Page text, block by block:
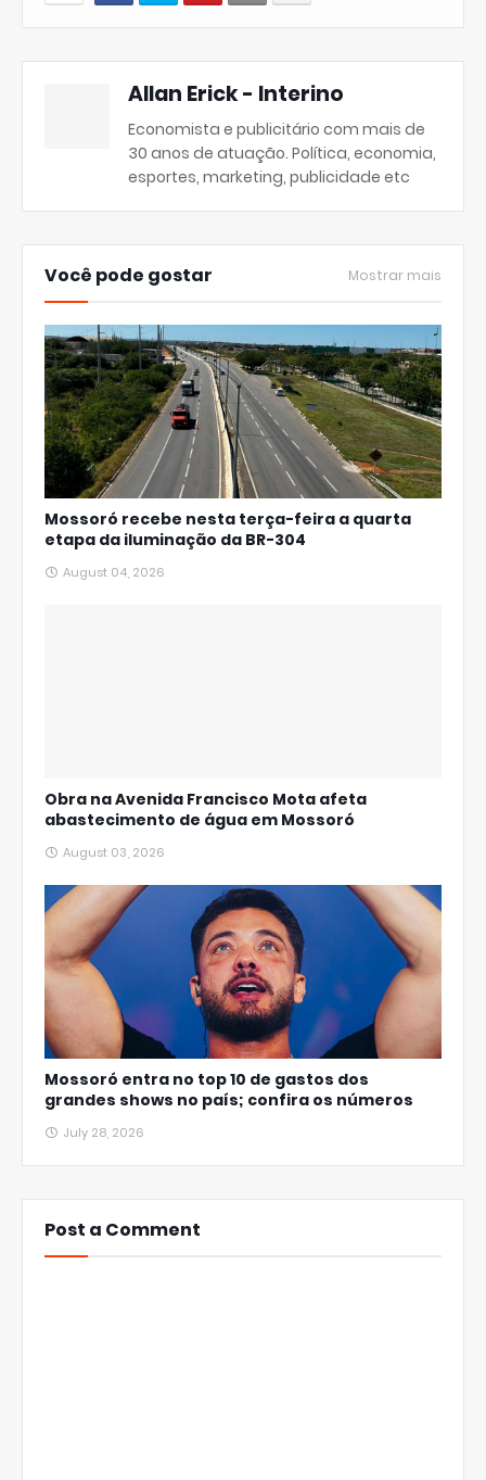
Allan Erick - Interino
Economista e publicitário com mais de
30 anos de atuação. Política, economia,
esportes, marketing, publicidade etc
Você pode gostar Mostrar mais
Mossoró recebe nesta terça-feira a quarta
etapa da iluminação da BR-304
August 04, 2026
Obra na Avenida Francisco Mota afeta
abastecimento de água em Mossoró
August 03, 2026
Mossoró entra no top 10 de gastos dos
grandes shows no país; confira os números
July 28, 2026
Post a Comment